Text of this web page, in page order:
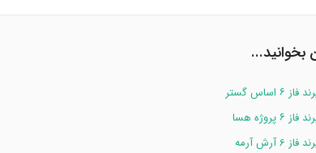
اساس گستر
پروژه هسا
6 آرش آرمه